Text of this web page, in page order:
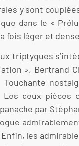
y sont
que dans le «
fois léger et
triptyques
», Bertrand
deux pièces
par
Enfin, les